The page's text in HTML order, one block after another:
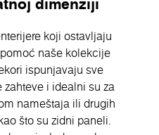
koji ostavljaju
naše kolekcije
ispunjavaju sve
i idealni su za
nameštaja ili drugih
što su zidni paneli.